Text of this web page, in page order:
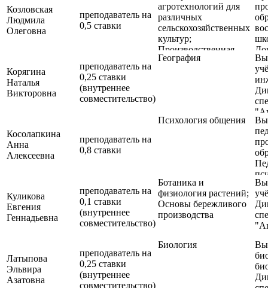
Производственная
практика (Технология
возделывания
сельскохозяйственных
культур)
Козловская
Людмила
Олеговна
преподаватель на
0,5 ставки
агротехнологий для
различных
сельскохозяйственных
культур;
Производственная
практика; Хранение и
Корягина
Наталья
Викторовна
преподаватель на
0,25 ставки
(внутреннее
совместительство)
География
Косолапкина
Анна
Алексеевна
преподаватель на
0,8 ставки
Психология общения
Куликова
Евгения
Геннадьевна
преподаватель на
0,1 ставки
(внутреннее
совместительство)
Ботаника и
физиология растений;
Основы бережливого
производства
Латыпова
Эльвира
Азатовна
преподаватель на
0,25 ставки
(внутреннее
совместительство)
Биология